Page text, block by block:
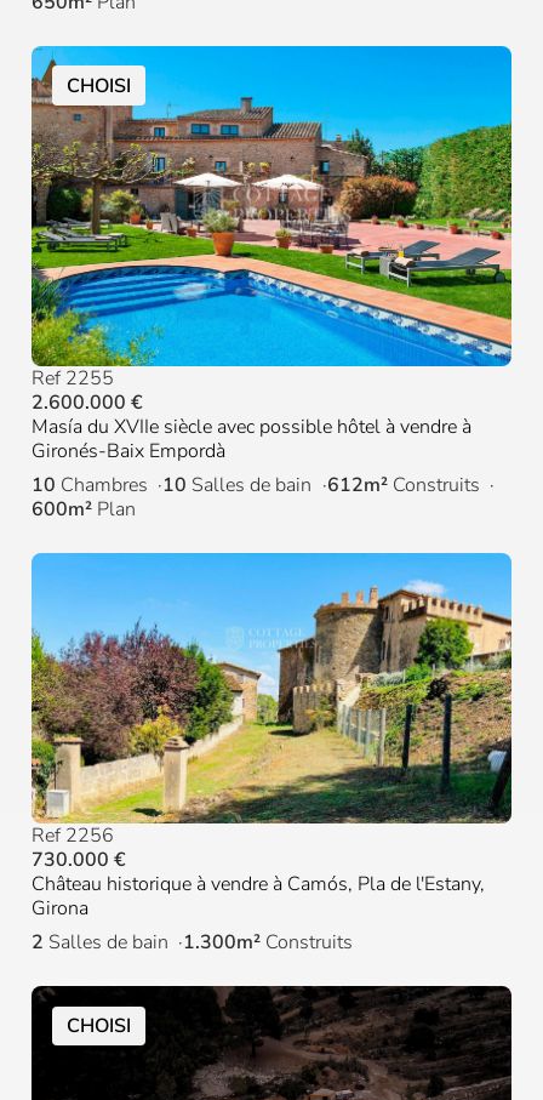
CHOISI
Ref 2255
2.600.000 €
Masía du XVIIe siècle avec possible hôtel à vendre à
Gironés-Baix Empordà
10 Chambres 10 Salles de bain 612m² Construits
600m² Plan
Ref 2256
730.000 €
Château historique à vendre à Camós, Pla de l'Estany,
Girona
2 Salles de bain 1.300m² Construits
CHOISI